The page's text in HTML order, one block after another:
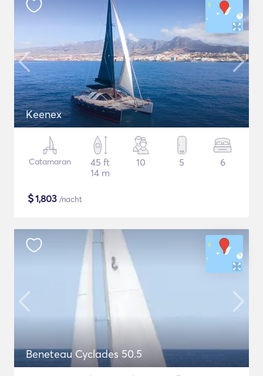
Keenex
Catamaran
45 ft
14 m
10 5 6
$1,803 /nacht
Beneteau Cyclades 50.5